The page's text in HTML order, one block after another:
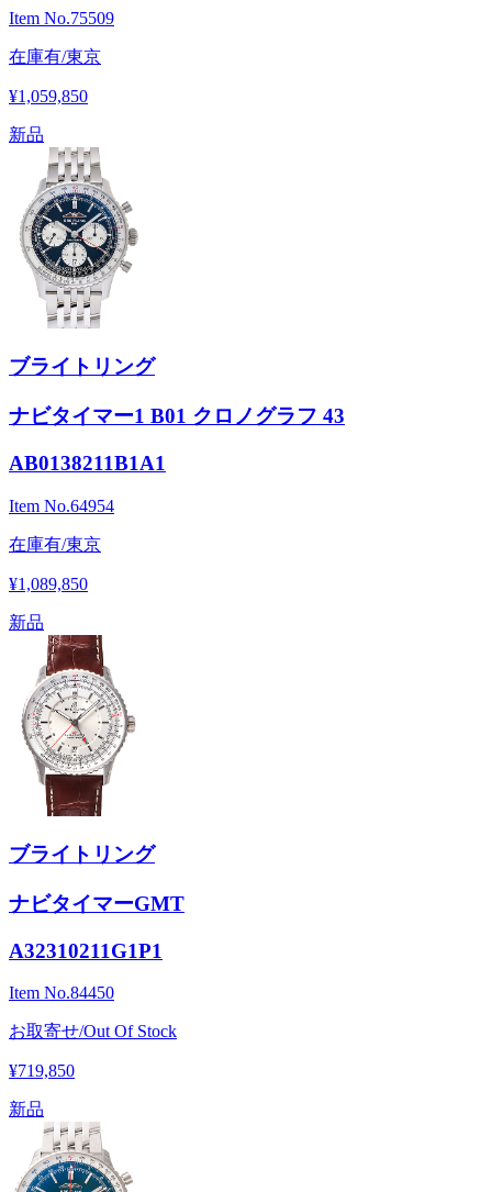
Item No.75509
在庫有/東京
¥1,059,850
新品
ブライトリング
ナビタイマー1 B01 クロノグラフ 43
AB0138211B1A1
Item No.64954
在庫有/東京
¥1,089,850
新品
ブライトリング
ナビタイマーGMT
A32310211G1P1
Item No.84450
お取寄せ/Out Of Stock
¥719,850
新品